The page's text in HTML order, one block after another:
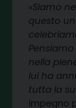
«Siamo
questo
nella
lui ha
tutta la
impegno